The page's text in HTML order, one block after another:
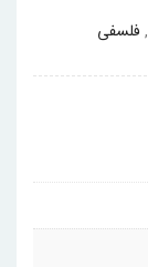
, فلسفی